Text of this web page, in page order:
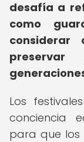
desafía a
como
considerar
Los
conciencia
para que los